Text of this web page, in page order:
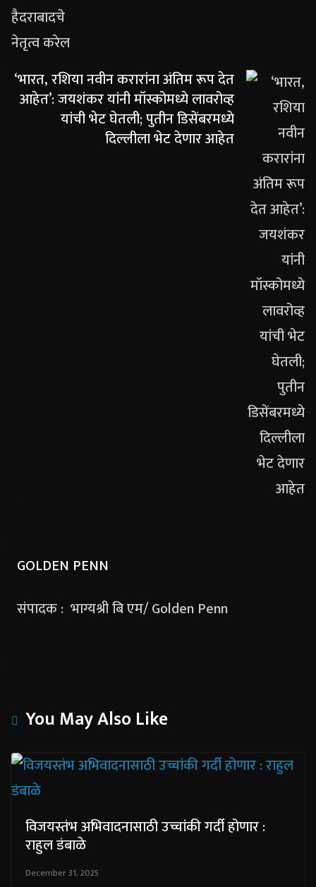
‘भारत, रशिया नवीन करारांना अंतिम रूप देत
आहेत’: जयशंकर यांनी मॉस्कोमध्ये लावरोव्ह
यांची भेट घेतली; पुतीन डिसेंबरमध्ये
दिल्लीला भेट देणार आहेत
GOLDEN PENN
संपादक : भाग्यश्री बि एम/ Golden Penn
You May Also Like
विजयस्तंभ अभिवादनासाठी उच्चांकी गर्दी होणार :
राहुल डंबाळे
December 31, 2025